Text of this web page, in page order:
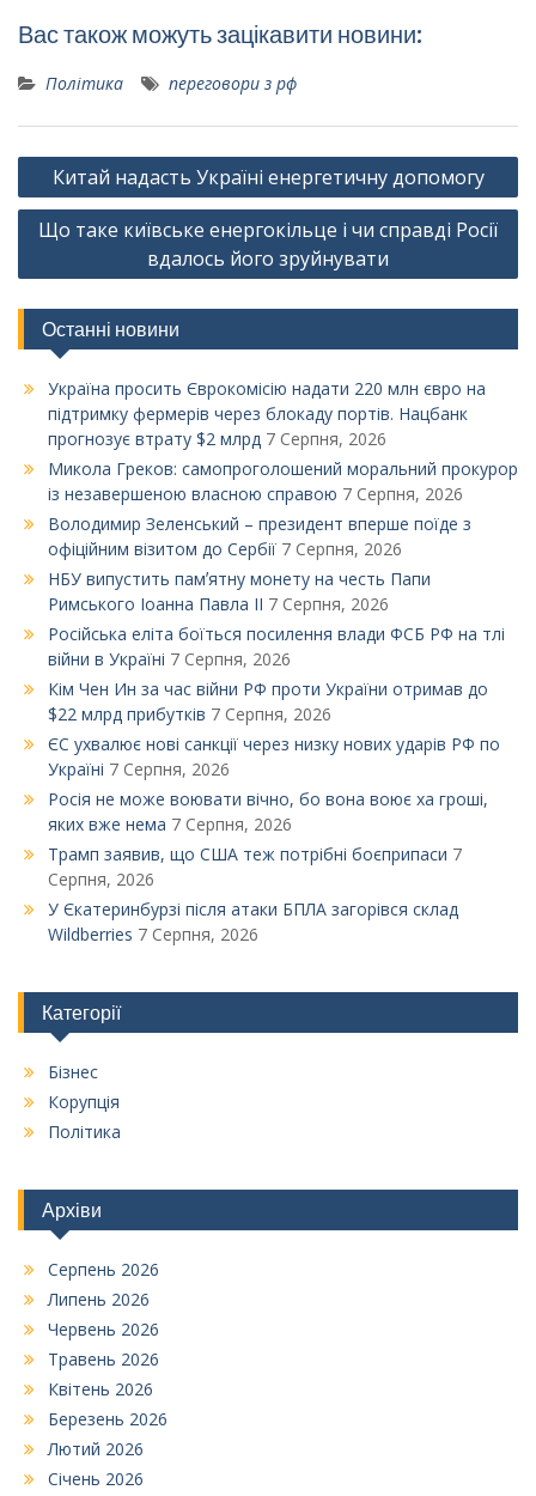
Вас також можуть зацікавити новини:
Політика переговори з рф
Навігація
записів
Китай надасть Україні енергетичну допомогу
Що таке київське енергокільце і чи справді Росії
вдалось його зруйнувати
Останні новини
Україна просить Єврокомісію надати 220 млн євро на
підтримку фермерів через блокаду портів. Нацбанк
прогнозує втрату $2 млрд 7 Серпня, 2026
Микола Греков: самопроголошений моральний прокурор
із незавершеною власною справою 7 Серпня, 2026
Володимир Зеленський – президент вперше поїде з
офіційним візитом до Сербії 7 Серпня, 2026
НБУ випустить памʼятну монету на честь Папи
Римського Іоанна Павла ІІ 7 Серпня, 2026
Російська еліта боїться посилення влади ФСБ РФ на тлі
війни в Україні 7 Серпня, 2026
Кім Чен Ин за час війни РФ проти України отримав до
$22 млрд прибутків 7 Серпня, 2026
ЄС ухвалює нові санкції через низку нових ударів РФ по
Україні 7 Серпня, 2026
Росія не може воювати вічно, бо вона воює ха гроші,
яких вже нема 7 Серпня, 2026
Трамп заявив, що США теж потрібні боєприпаси 7
Серпня, 2026
У Єкатеринбурзі після атаки БПЛА загорівся склад
Wildberries 7 Серпня, 2026
Категорії
Бізнес
Корупція
Політика
Архіви
Серпень 2026
Липень 2026
Червень 2026
Травень 2026
Квітень 2026
Березень 2026
Лютий 2026
Січень 2026